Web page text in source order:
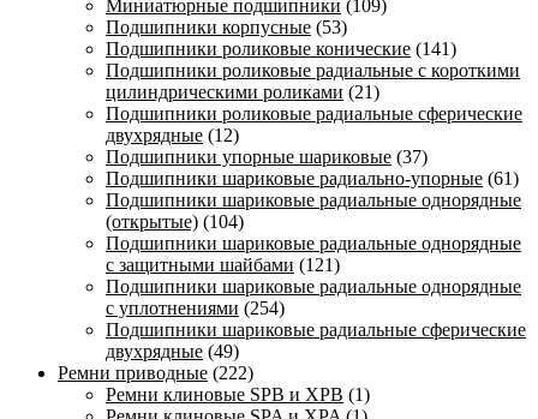
Миниатюрные подшипники (109)
Подшипники корпусные (53)
Подшипники роликовые конические (141)
Подшипники роликовые радиальные с короткими
цилиндрическими роликами (21)
Подшипники роликовые радиальные сферические
двухрядные (12)
Подшипники упорные шариковые (37)
Подшипники шариковые радиально-упорные (61)
Подшипники шариковые радиальные однорядные
(открытые) (104)
Подшипники шариковые радиальные однорядные
с защитными шайбами (121)
Подшипники шариковые радиальные однорядные
с уплотнениями (254)
Подшипники шариковые радиальные сферические
двухрядные (49)
Ремни приводные (222)
Ремни клиновые SPB и XPB (1)